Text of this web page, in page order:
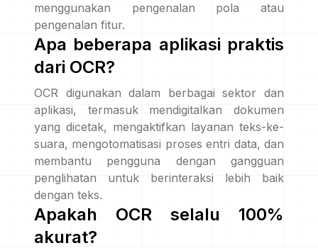
menggunakan pengenalan pola atau
pengenalan fitur.
Apa beberapa aplikasi praktis
dari OCR?
OCR digunakan dalam berbagai sektor dan
aplikasi, termasuk mendigitalkan dokumen
yang dicetak, mengaktifkan layanan teks-ke-
suara, mengotomatisasi proses entri data, dan
membantu pengguna dengan gangguan
penglihatan untuk berinteraksi lebih baik
dengan teks.
Apakah OCR selalu 100%
akurat?